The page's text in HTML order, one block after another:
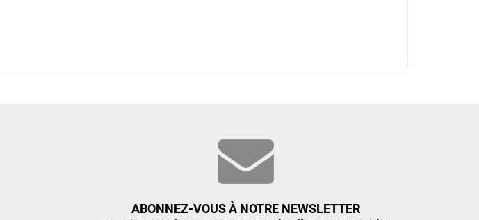
ABONNEZ-VOUS À NOTRE NEWSLETTER